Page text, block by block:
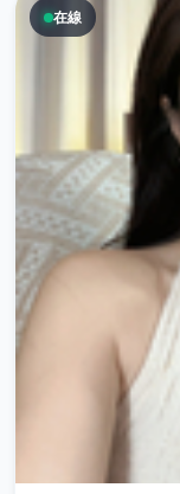
在線